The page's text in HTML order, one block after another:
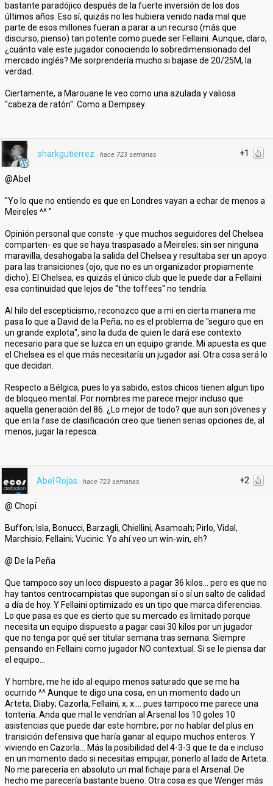
bastante paradójico después de la fuerte inversión de los dos
últimos años. Eso sí, quizás no les hubiera venido nada mal que
parte de esos millones fueran a parar a un recurso (más que
discurso, pienso) tan potente como puede ser Fellaini. Aunque, claro,
¿cuánto vale este jugador conociendo lo sobredimensionado del
mercado inglés? Me sorprendería mucho si bajase de 20/25M, la
verdad.
Ciertamente, a Marouane le veo como una azulada y valiosa
''cabeza de ratón''. Como a Dempsey.
+1
sharkgutierrez · hace 723 semanas
@Abel
"Yo lo que no entiendo es que en Londres vayan a echar de menos a
Meireles ^^ "
Opinión personal que conste -y que muchos seguidores del Chelsea
comparten- es que se haya traspasado a Meireles; sin ser ninguna
maravilla, desahogaba la salida del Chelsea y resultaba ser un apoyo
para las transiciones (ojo, que no es un organizador propiamente
dicho). El Chelsea, es quizás el único club que le puede dar a Fellaini
esa continuidad que lejos de "the toffees" no tendría.
Al hilo del escepticismo, reconozco que a mi en cierta manera me
pasa lo que a David de la Peña; no es el problema de "seguro que en
un grande explota", sino la duda de quien le dará ese contexto
necesario para que se luzca en un equipo grande. Mi apuesta es que
el Chelsea es el que más necesitaría un jugador así. Otra cosa será lo
que decidan.
Respecto a Bélgica, pues lo ya sabido, estos chicos tienen algun tipo
de bloqueo mental. Por nombres me parece mejor incluso que
aquella generación del 86. ¿Lo mejor de todo? que aun son jóvenes y
que en la fase de clasificación creo que tienen serias opciones de, al
menos, jugar la repesca.
+2
Abel Rojas · hace 723 semanas
@ Chopi
Buffon; Isla, Bonucci, Barzagli, Chiellini, Asamoah; Pirlo, Vidal,
Marchisio; Fellaini; Vucinic. Yo ahí veo un win-win, eh?
@ De la Peña
Que tampoco soy un loco dispuesto a pagar 36 kilos... pero es que no
hay tantos centrocampistas que supongan sí o sí un salto de calidad
a día de hoy. Y Fellaini optimizado es un tipo que marca diferencias.
Lo que pasa es que es cierto que su mercado es limitado porque
necesita un equipo dispuesto a pagar casi 30 kilos por un jugador
que no tenga por qué ser titular semana tras semana. Siempre
pensando en Fellaini como jugador NO contextual. Si se le piensa dar
el equipo...
Y hombre, me he ido al equipo menos saturado que se me ha
ocurrido ^^ Aunque te digo una cosa, en un momento dado un
Arteta, Diaby; Cazorla, Fellaini, x; x.... pues tampoco me parece una
tontería. Anda que mal le vendrían al Arsenal los 10 goles 10
asistencias que puede dar este hombre; por no hablar del plus en
transición defensiva que haría ganar al equipo muchos enteros. Y
viviendo en Cazorla... Más la posibilidad del 4-3-3 que te da e incluso
en un momento dado si necesitas empujar, ponerlo al lado de Arteta.
No me parecería en absoluto un mal fichaje para el Arsenal. De
hecho me parecería bastante bueno. Otra cosa es que Wenger más